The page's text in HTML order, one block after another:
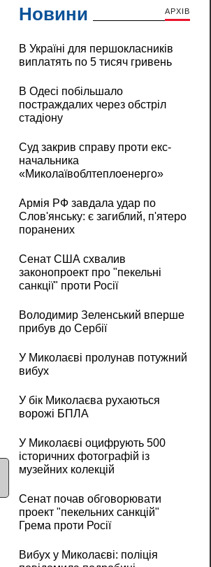
Новини АРХІВ
В Україні для першокласників
виплатять по 5 тисяч гривень
В Одесі побільшало
постраждалих через обстріл
стадіону
Суд закрив справу проти екс-
начальника
«Миколаївоблтеплоенерго»
Армія РФ завдала удар по
Слов'янську: є загиблий, п'ятеро
поранених
Сенат США схвалив
законопроект про "пекельні
санкції" проти Росії
Володимир Зеленський вперше
прибув до Сербії
У Миколаєві пролунав потужний
вибух
У бік Миколаєва рухаються
ворожі БПЛА
У Миколаєві оцифрують 500
історичних фотографій із
музейних колекцій
Сенат почав обговорювати
проект "пекельних санкцій"
Грема проти Росії
Вибух у Миколаєві: поліція